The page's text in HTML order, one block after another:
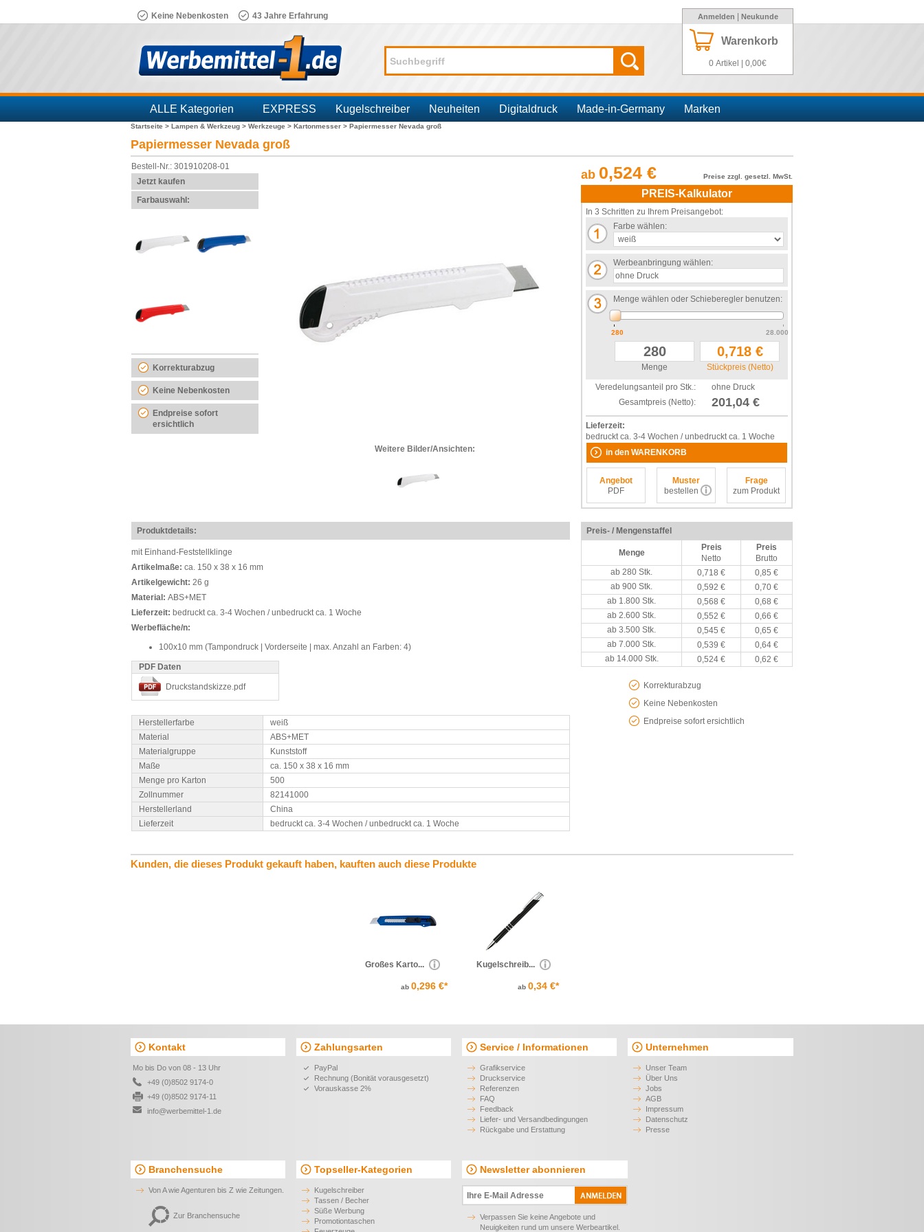
Keine Nebenkosten 43 Jahre Erfahrung Anmelden Neukunde
Warenkorb
0 Artikel | 0,00€
ALLE Kategorien EXPRESS Kugelschreiber Neuheiten Digitaldruck Made-in-Germany Marken
Branchen
Startseite > Lampen & Werkzeug > Werkzeuge > Kartonmesser > Papiermesser Nevada groß
Papiermesser Nevada groß
Bestell-Nr.: 301910208-01
Jetzt kaufen
Farbauswahl:
Korrekturabzug
Keine Nebenkosten
Endpreise sofort
ersichtlich
Weitere Bilder/Ansichten:
Preise zzgl. gesetzl. MwSt.
ab 0,524 €
PREIS-Kalkulator
In 3 Schritten zu Ihrem Preisangebot:
Farbe wählen:
Werbeanbringung wählen:
Menge wählen oder Schieberegler benutzen:
280 28.000
Menge Stückpreis (Netto)
Veredelungsanteil pro Stk.:
ohne Druck
Gesamtpreis (Netto):
201,04 €
Lieferzeit:
bedruckt ca. 3-4 Wochen / unbedruckt ca. 1 Woche
in den WARENKORB
Angebot
PDF
Muster
bestellen
Frage
zum Produkt
Produktdetails:
mit Einhand-Feststellklinge
Artikelmaße: ca. 150 x 38 x 16 mm
Artikelgewicht: 26 g
Material: ABS+MET
Lieferzeit: bedruckt ca. 3-4 Wochen / unbedruckt ca. 1 Woche
Werbefläche/n:
100x10 mm (Tampondruck | Vorderseite | max. Anzahl an Farben: 4)
PDF Daten
Druckstandskizze.pdf
Herstellerfarbe
weiß
Material
ABS+MET
Materialgruppe
Kunststoff
Maße
ca. 150 x 38 x 16 mm
Menge pro Karton
500
Zollnummer
82141000
Herstellerland
China
Lieferzeit
bedruckt ca. 3-4 Wochen / unbedruckt ca. 1 Woche
Preis- / Mengenstaffel
Menge
Preis
Netto
Preis
Brutto
ab 280 Stk.
0,718 €
0,85 €
ab 900 Stk.
0,592 €
0,70 €
ab 1.800 Stk.
0,568 €
0,68 €
ab 2.600 Stk.
0,552 €
0,66 €
ab 3.500 Stk.
0,545 €
0,65 €
ab 7.000 Stk.
0,539 €
0,64 €
ab 14.000 Stk.
0,524 € 0,62 €
Korrekturabzug
Keine Nebenkosten
Endpreise sofort ersichtlich
Kunden, die dieses Produkt gekauft haben, kauften auch diese Produkte
Großes Karto...
ab 0,296 €*
Kugelschreib...
ab 0,34 €*
Kontakt
Mo bis Do von 08 - 13 Uhr
+49 (0)8502 9174-0
+49 (0)8502 9174-11
info@werbemittel-1.de
Zahlungsarten
PayPal
Rechnung (Bonität vorausgesetzt)
Vorauskasse 2%
Service / Informationen
Grafikservice
Druckservice
Referenzen
FAQ
Feedback
Liefer- und Versandbedingungen
Rückgabe und Erstattung
Unternehmen
Unser Team
Über Uns
Jobs
AGB
Impressum
Datenschutz
Presse
Branchensuche
Von A wie Agenturen bis Z wie Zeitungen.
Zur Branchensuche
Topseller-Kategorien
Kugelschreiber
Tassen / Becher
Süße Werbung
Promotiontaschen
Newsletter abonnieren
Verpassen Sie keine Angebote und
Neuigkeiten rund um unsere Werbeartikel.